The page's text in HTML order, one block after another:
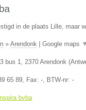
in de plaats Lille, maar
» Arendonk| Google maps ▼
bus 1, 2370 Arendonk(
65 89, Fax: -, BTW-nr: -
bvba